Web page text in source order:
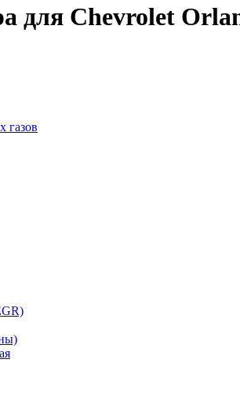
для Chevrolet
газов